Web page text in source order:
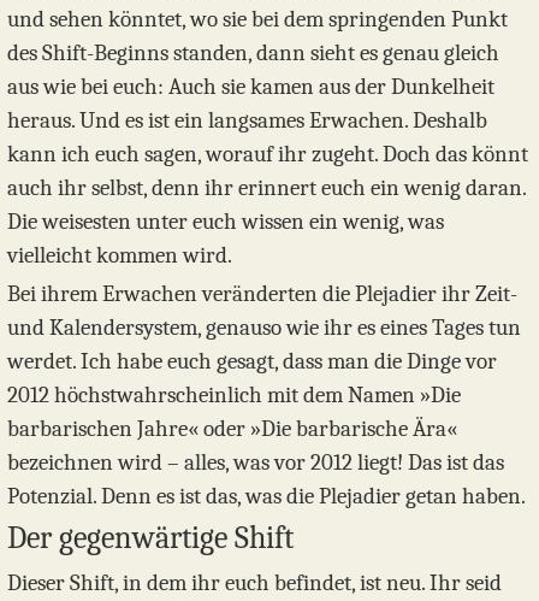
und sehen könntet, wo sie bei dem springenden Punkt
des Shift-Beginns standen, dann sieht es genau gleich
aus wie bei euch: Auch sie kamen aus der Dunkelheit
heraus. Und es ist ein langsames Erwachen. Deshalb
kann ich euch sagen, worauf ihr zugeht. Doch das könnt
auch ihr selbst, denn ihr erinnert euch ein wenig daran.
Die weisesten unter euch wissen ein wenig, was
vielleicht kommen wird.
Bei ihrem Erwachen veränderten die Plejadier ihr Zeit-
und Kalendersystem, genauso wie ihr es eines Tages tun
werdet. Ich habe euch gesagt, dass man die Dinge vor
2012 höchstwahrscheinlich mit dem Namen »Die
barbarischen Jahre« oder »Die barbarische Ära«
bezeichnen wird – alles, was vor 2012 liegt! Das ist das
Potenzial. Denn es ist das, was die Plejadier getan haben.
Der gegenwärtige Shift
Dieser Shift, in dem ihr euch befindet, ist neu. Ihr seid